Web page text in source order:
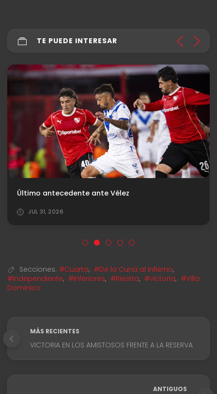
TE PUEDE INTERESAR
Último antecedente ante Vélez
JUL 31, 2026
Secciones: #Cuarta, #De la Cuna al Infierno,
#Independiente, #Inferiores, #Riestra, #victoria, #Villa
Dominico
MÁS RECIENTES
VICTORIA EN LOS AMISTOSOS FRENTE A LA RESERVA
ANTIGUOS